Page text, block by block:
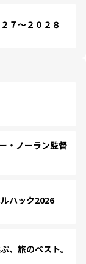
７～２０２８
・ノーラン監督
ハック2026
、旅のベスト。